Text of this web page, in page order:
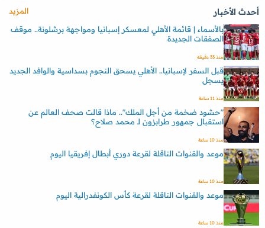
أحدث الأخبار
المزيد
بالأسماء | قائمة الأهلي لمعسكر إسبانيا ومواجهة برشلونة.. موقف
الصفقات الجديدة
منذ 33 دقيقه
قبل السفر لإسبانيا.. الأهلي يسحق النجوم بسداسية والوافد الجديد
يسجل
منذ 11 ساعة
"حشود ضخمة من أجل الملك".. ماذا قالت صحف العالم عن
استقبال جمهور طرابزون لـ محمد صلاح؟
منذ 10 ساعة
موعد والقنوات الناقلة لقرعة دوري أبطال إفريقيا اليوم
منذ 10 ساعة
موعد والقنوات الناقلة لقرعة كأس الكونفدرالية اليوم
منذ 10 ساعة